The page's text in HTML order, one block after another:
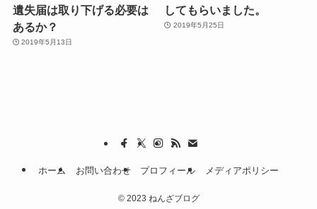
遺失届は取り下げる必要は
あるか？
2019年5月13日
してもらいました。
2019年5月25日
ホーム お問い合わせ プロフィール メディアポリシー
©2023 ねんざブログ